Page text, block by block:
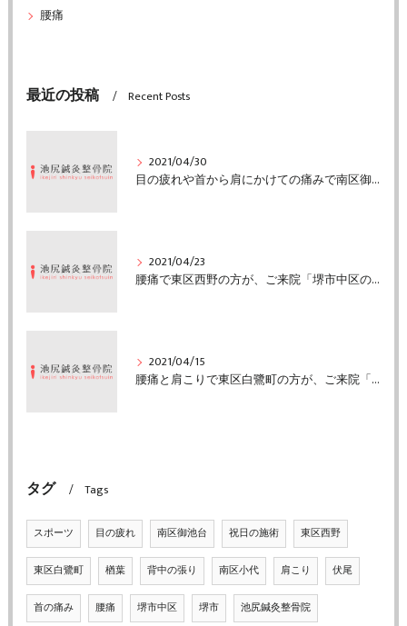
腰痛
最近の投稿 Recent Posts
2021/04/30
目の疲れや首から肩にかけての痛みで南区御池台の方がご来院「堺市中区の池尻鍼灸整骨院」
2021/04/23
腰痛で東区西野の方が、ご来院「堺市中区の池尻鍼灸整骨院」
2021/04/15
腰痛と肩こりで東区白鷺町の方が、ご来院「堺市中区の池尻鍼灸整骨院」
タグ Tags
スポーツ 目の疲れ 南区御池台 祝日の施術 東区西野
東区白鷺町 楢葉 背中の張り 南区小代 肩こり 伏尾
首の痛み 腰痛 堺市中区 堺市 池尻鍼灸整骨院